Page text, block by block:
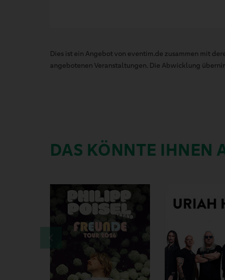
Dies ist ein Angebot von eventim.de zusammen mit
angebotenen Veranstaltungen. Die Abwicklung
DAS KÖNNTE IHNEN